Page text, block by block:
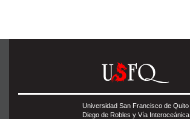
Universidad San Francisco de Quito
Diego de Robles y Vía Interoceánica